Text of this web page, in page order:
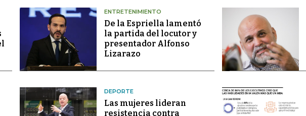
ENTRETENIMIENTO
De la Espriella lamentó
la partida del locutor y
presentador Alfonso
Lizarazo
DEPORTE
Las mujeres lideran
resistencia contra